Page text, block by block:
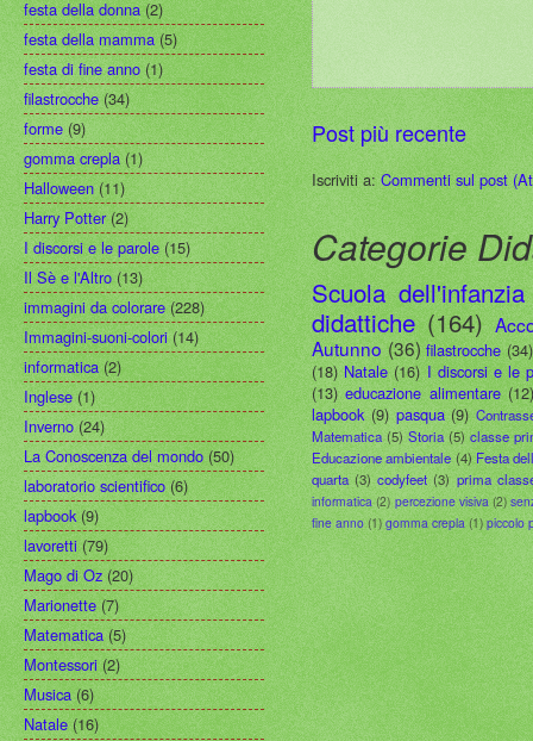
Post più recente
Iscriviti a:Commenti sul post
Categorie
Scuola dell'infanzia
didattiche (164)
Autunno (36) filastrocche (34)
(18) Natale (16) I discorsi e le
(13) educazione alimentare
lapbook (9) pasqua (9)
Matematica (5) Storia (5) classe
Educazione ambientale (4) Festa
quarta (3) codyfeet (3) prima
informatica (2) percezione visiva (2)
fine anno (1) gomma crepla (1) piccolo
festa della donna (2)
festa della mamma (5)
festa di fine anno (1)
filastrocche (34)
forme (9)
gomma crepla (1)
Halloween (11)
Harry Potter (2)
I discorsi e le parole (15)
Il Sè e l'Altro (13)
immagini da colorare (228)
Immagini-suoni-colori (14)
informatica (2)
Inglese (1)
Inverno (24)
La Conoscenza del mondo (50)
laboratorio scientifico (6)
lapbook (9)
lavoretti (79)
Mago di Oz (20)
Marionette (7)
Matematica (5)
Montessori (2)
Musica (6)
Natale (16)